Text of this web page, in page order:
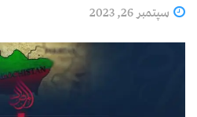
سپتمبر 26, 2023